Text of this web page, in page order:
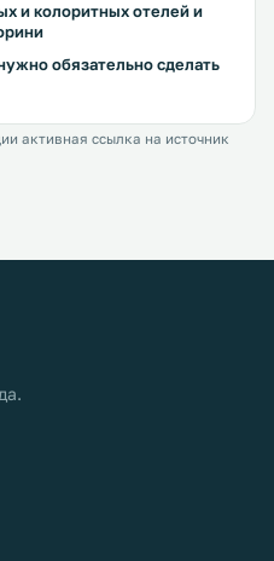
и колоритных отелей и
обязательно сделать
активная ссылка на источник